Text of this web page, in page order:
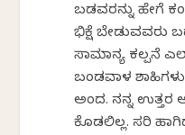
ಬಡವರನ್ನು ಹೇಗೆ
ಭಿಕ್ಷೆ ಬೇಡುವವರು
ಸಾಮಾನ್ಯ ಕಲ್ಪನೆ
ಬಂಡವಾಳ ಶಾಹಿಗಳು
ಅಂದ. ನನ್ನ
ಕೊಡಲಿಲ್ಲ. ಸರಿ